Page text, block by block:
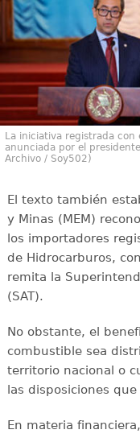
La iniciativa registrada
anunciada por el
Archivo / Soy502)
El texto también
y Minas (MEM)
los importadores
de Hidrocarburos,
remita la
(SAT).
No obstante, el
combustible sea
territorio nacional o
las disposiciones
En materia